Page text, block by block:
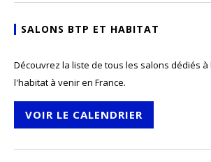
SALONS BTP ET HABITAT
Découvrez la liste de tous les salons dédiés
l'habitat à venir en France.
VOIR LE CALENDRIER